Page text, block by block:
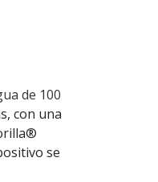
de 100
con una
se